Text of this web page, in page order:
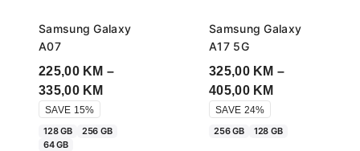
Samsung Galaxy
A07
225,00 KM –
335,00 KMPrice
225,00 KM
SAVE 15%
128 GB
256 GB
64 GB
Samsung Galaxy
A17 5G
325,00 KM –
405,00 KMPrice
325,00 KM
SAVE 24%
256 GB
128 GB